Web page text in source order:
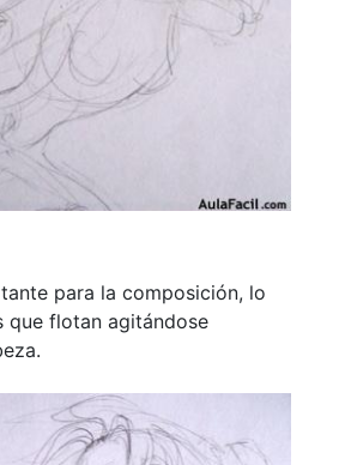
para la composición, lo
que flotan agitándose